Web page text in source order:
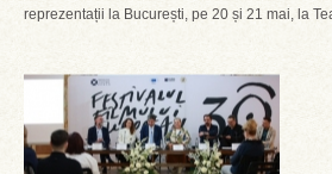
reprezentații la București, pe 20 și 21 mai, la